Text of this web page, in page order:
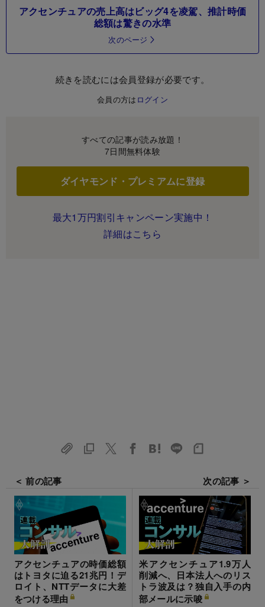
アクセンチュアの売上高はビッグ4を凌駕、推計時価
総額は驚きの水準
次のページ
続きを読むには会員登録が必要です。
会員の方は ログイン
すべての記事が読み放題！
7日間無料体験
ダイヤモンド・プレミアムに登録
最大1万円割引キャンペーン実施中！
詳細はこちら
＜ 前の記事
アクセンチュアの時価総額
はトヨタに迫る21兆円！デ
ロイト、NTTデータに大差
をつける理由
次の記事 ＞
米アクセンチュア1.9万人
削減へ、日本法人へのリス
トラ波及は？独自入手の内
部メールに示唆